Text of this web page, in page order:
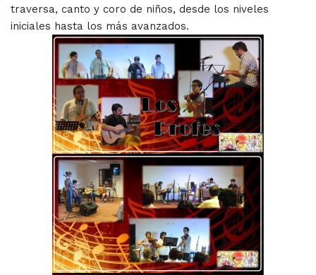
traversa, canto y coro de niños, desde los niveles
iniciales hasta los más avanzados.